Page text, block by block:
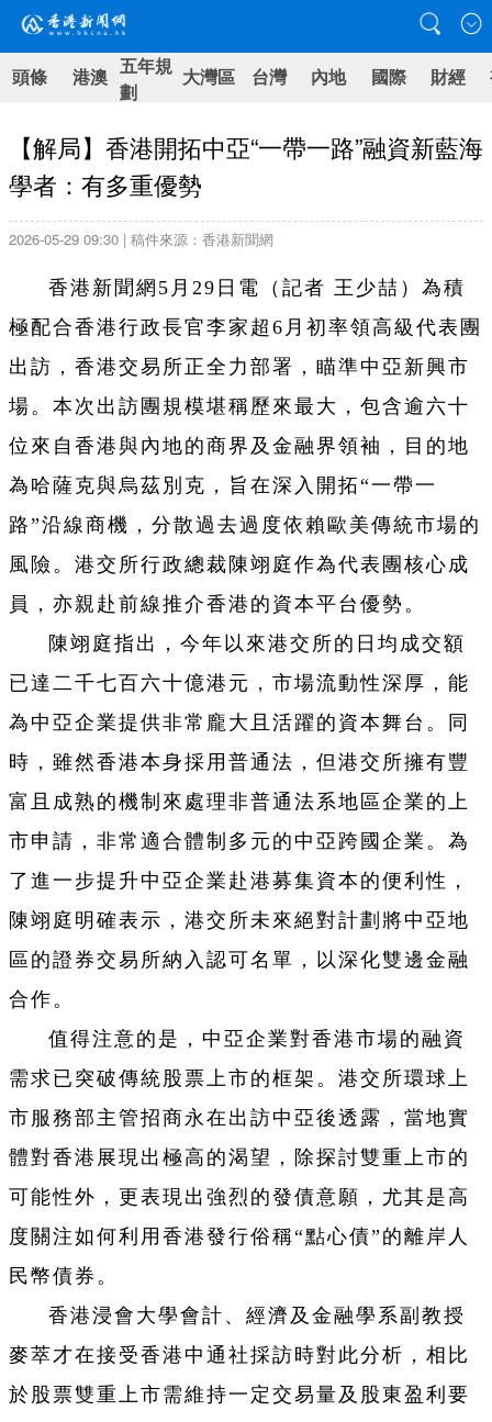
頭條 港澳 五年規
劃
大灣區 台灣 內地 國際 財經
【解局】香港開拓中亞“一帶一路”融資新藍海
學者：有多重優勢
2026-05-29 09:30 | 稿件來源：香港新聞網
香港新聞網5月29日電（記者 王少喆）為積
極配合香港行政長官李家超6月初率領高級代表團
出訪，香港交易所正全力部署，瞄準中亞新興市
場。本次出訪團規模堪稱歷來最大，包含逾六十
位來自香港與內地的商界及金融界領袖，目的地
為哈薩克與烏茲別克，旨在深入開拓“一帶一
路”沿線商機，分散過去過度依賴歐美傳統市場的
風險。港交所行政總裁陳翊庭作為代表團核心成
員，亦親赴前線推介香港的資本平台優勢。
陳翊庭指出，今年以來港交所的日均成交額
已達二千七百六十億港元，市場流動性深厚，能
為中亞企業提供非常龐大且活躍的資本舞台。同
時，雖然香港本身採用普通法，但港交所擁有豐
富且成熟的機制來處理非普通法系地區企業的上
市申請，非常適合體制多元的中亞跨國企業。為
了進一步提升中亞企業赴港募集資本的便利性，
陳翊庭明確表示，港交所未來絕對計劃將中亞地
區的證券交易所納入認可名單，以深化雙邊金融
合作。
值得注意的是，中亞企業對香港市場的融資
需求已突破傳統股票上市的框架。港交所環球上
市服務部主管招商永在出訪中亞後透露，當地實
體對香港展現出極高的渴望，除探討雙重上市的
可能性外，更表現出強烈的發債意願，尤其是高
度關注如何利用香港發行俗稱“點心債”的離岸人
民幣債券。
香港浸會大學會計、經濟及金融學系副教授
麥萃才在接受香港中通社採訪時對此分析，相比
於股票雙重上市需維持一定交易量及股東盈利要